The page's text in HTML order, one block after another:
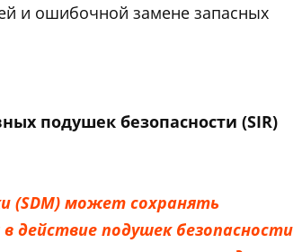
и ошибочной замене запасных
подушек безопасности (SIR)
(SDM) может сохранять
действие подушек безопасности